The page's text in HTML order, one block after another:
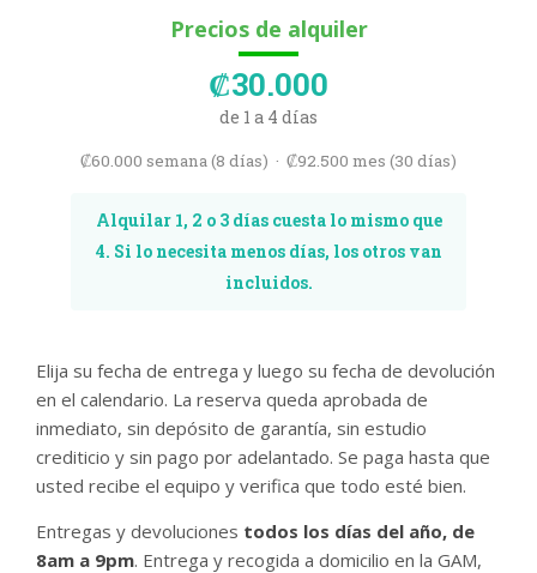
Precios de alquiler
₡30.000
de 1 a 4 días
₡60.000 semana (8 días) · ₡92.500 mes (30 días)
Alquilar 1, 2 o 3 días cuesta lo mismo que
4. Si lo necesita menos días, los otros van
incluidos.
Elija su fecha de entrega y luego su fecha de devolución
en el calendario. La reserva queda aprobada de
inmediato, sin depósito de garantía, sin estudio
crediticio y sin pago por adelantado. Se paga hasta que
usted recibe el equipo y verifica que todo esté bien.
Entregas y devoluciones todos los días del año, de
8am a 9pm. Entrega y recogida a domicilio en la GAM,